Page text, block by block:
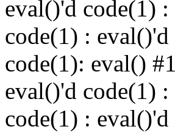
eval()'d code(1)
code(1) :
code(1): eval()
eval()'d code(1)
code(1) :